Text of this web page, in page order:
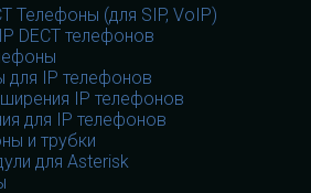
Телефоны (для SIP, VoIP)
DECT телефонов
для IP телефонов
IP телефонов
для IP телефонов
и трубки
для Asterisk